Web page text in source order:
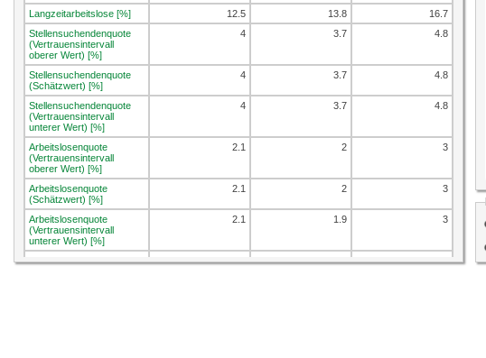
Langzeitarbeitslose [%] 12.5 13.8
16.7
Stellensuchendenquote
(Vertrauensintervall
oberer Wert) [%]
4 3.7 4.8
Stellensuchendenquote
(Schätzwert) [%]
4 3.7 4.8
Stellensuchendenquote
(Vertrauensintervall
unterer Wert) [%]
4 3.7 4.8
Arbeitslosenquote
(Vertrauensintervall
oberer Wert) [%]
2.1 2 3
Arbeitslosenquote
(Schätzwert) [%]
2.1 2 3
Arbeitslosenquote
(Vertrauensintervall
unterer Wert) [%]
2.1 1.9 3
Jugendarbeitslosenquote
2.1 2 2.8